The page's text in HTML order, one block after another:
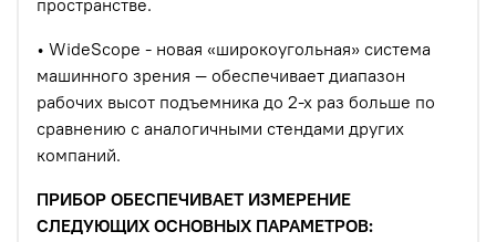
пространстве.
• WideScope - новая «широкоугольная» система
машинного зрения — обеспечивает диапазон
рабочих высот подъемника до 2-х раз больше по
сравнению с аналогичными стендами других
компаний.
ПРИБОР ОБЕСПЕЧИВАЕТ ИЗМЕРЕНИЕ
СЛЕДУЮЩИХ ОСНОВНЫХ ПАРАМЕТРОВ: